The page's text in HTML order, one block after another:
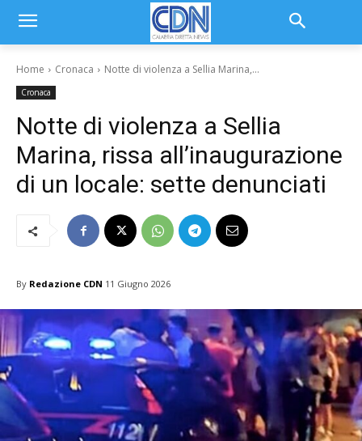
Home Cronaca Notte di violenza a Sellia Marina,...
Cronaca
Notte di violenza a Sellia
Marina, rissa all’inaugurazione
di un locale: sette denunciati
By Redazione CDN 11 Giugno 2026